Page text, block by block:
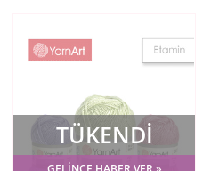
TÜKENDİ